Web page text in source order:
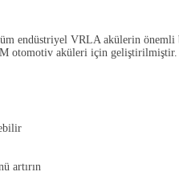
endüstriyel VRLA akülerin önemli
otomotiv aküleri için geliştirilmiştir.
artırın